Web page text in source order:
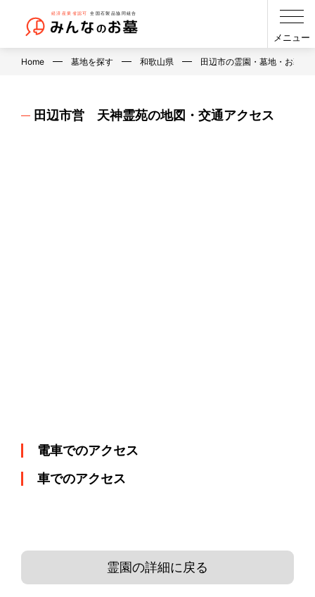
メニュー
Home 墓地を探す 和歌山県 田辺市の霊園・墓地・お墓
田辺市営 天神霊苑の地図・交通アクセス
電車でのアクセス
車でのアクセス
霊園の詳細に戻る